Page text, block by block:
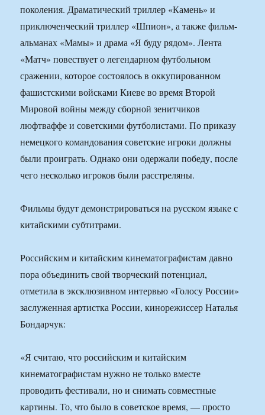
поколения. Драматический триллер «Камень» и
приключенческий триллер «Шпион», а также фильм-
альманах «Мамы» и драма «Я буду рядом». Лента
«Матч» повествует о легендарном футбольном
сражении, которое состоялось в оккупированном
фашистскими войсками Киеве во время Второй
Мировой войны между сборной зенитчиков
люфтваффе и советскими футболистами. По приказу
немецкого командования советские игроки должны
были проиграть. Однако они одержали победу, после
чего несколько игроков были расстреляны.
Фильмы будут демонстрироваться на русском языке с
китайскими субтитрами.
Российским и китайским кинематографистам давно
пора объединить свой творческий потенциал,
отметила в эксклюзивном интервью «Голосу России»
заслуженная артистка России, кинорежиссер Наталья
Бондарчук:
«Я считаю, что российским и китайским
кинематографистам нужно не только вместе
проводить фестивали, но и снимать совместные
картины. То, что было в советское время, — просто